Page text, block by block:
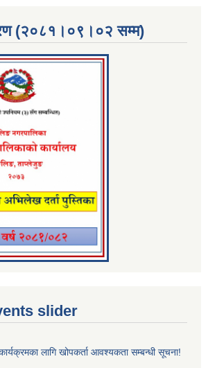
(२०८१।०९।०२ सम्म)
slider
लागि खोपकर्ता आवश्यकता सम्बन्धी सूचना!